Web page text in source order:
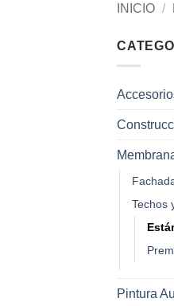
INICIO /
Techos
Pintura